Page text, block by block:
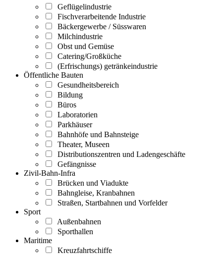
Geflügelindustrie
Fischverarbeitende Industrie
Bäckergewerbe / Süsswaren
Milchindustrie
Obst und Gemüse
Catering/Großküche
(Erfrischungs) getränkeindustrie
Öffentliche Bauten
Gesundheitsbereich
Bildung
Büros
Laboratorien
Parkhäuser
Bahnhöfe und Bahnsteige
Theater, Museen
Distributionszentren und Ladengeschäfte
Gefängnisse
Zivil-Bahn-Infra
Brücken und Viadukte
Bahngleise, Kranbahnen
Straßen, Startbahnen und Vorfelder
Sport
Außenbahnen
Sporthallen
Maritime
Kreuzfahrtschiffe